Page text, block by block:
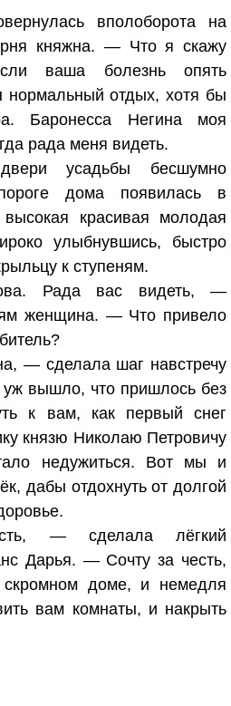
вполоборота на
княжна. — Что я скажу
ваша болезнь опять
нормальный отдых, хотя бы
Баронесса Негина моя
рада меня видеть.
усадьбы бесшумно
дома появилась в
красивая молодая
улыбнувшись, быстро
к ступеням.
Рада вас видеть, —
женщина. — Что привело
— сделала шаг навстречу
вышло, что пришлось без
к вам, как первый снег
князю Николаю Петровичу
недужиться. Вот мы и
дабы отдохнуть от долгой
— сделала лёгкий
Дарья. — Сочту за честь,
доме, и немедля
вам комнаты, и накрыть